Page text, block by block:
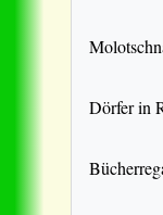
Dörfer in